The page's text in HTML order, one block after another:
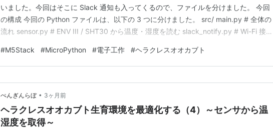
いました。今回はそこに Slack 通知も入ってくるので、ファイルを分けました。 今回
の構成 今回の Python ファイルは、以下の 3 つに分けました。 src/ main.py # 全体の
流れ sensor.py # ENV III / SHT30 から温度・湿度を読む slack_notify.py # Wi-Fi 接続
#M5Stack #MicroPython #電子工作 #ヘラクレスオオカブト
ぺんぎんらぼ • 3ヶ月前
ヘラクレスオオカブト生育環境を最適化する（4）～センサから温
湿度を取得～